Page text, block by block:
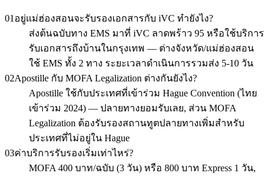
01 อยู่แม่ฮ่องสอนจะรับรองเอกสารกับ iVC ทำยังไง?
ส่งต้นฉบับทาง EMS มาที่ iVC ลาดพร้าว 95 หรือใช้บริการ
รับเอกสารถึงบ้านในกรุงเทพ — ต่างจังหวัด/แม่ฮ่องสอน
ใช้ EMS ทั้ง 2 ทาง ระยะเวลาดำเนินการรวมส่ง 5-10 วัน
02Apostille กับ MOFA Legalization ต่างกันยังไง?
Apostille ใช้กับประเทศที่เข้าร่วม Hague Convention (ไทย
เข้าร่วม 2024) — ปลายทางยอมรับเลย, ส่วน MOFA
Legalization ต้องรับรองสถานทูตปลายทางเพิ่มสำหรับ
ประเทศที่ไม่อยู่ใน Hague
03ค่าบริการรับรองเริ่มเท่าไหร่?
MOFA 400 บาท/ฉบับ (3 วัน) หรือ 800 บาท Express 1 วัน,